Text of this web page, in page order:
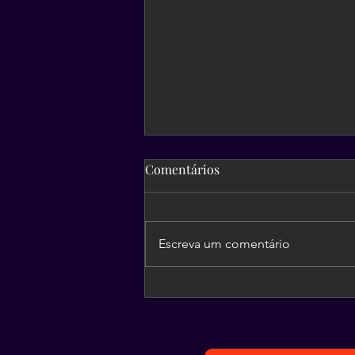
Comentários
Escreva um comentário